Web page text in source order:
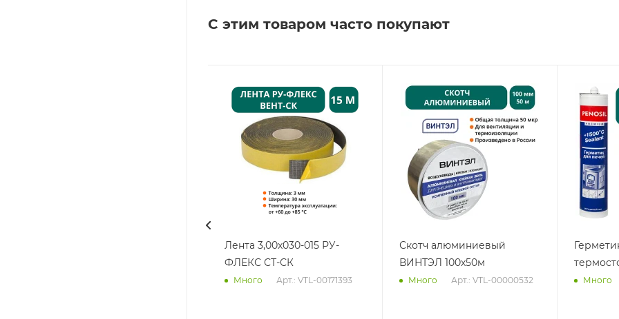
С этим товаром часто покупают
Лента 3,00х030-015 РУ-
ФЛЕКС СТ-СК
Много Арт.: VTL-00171393
Скотч алюминиевый
ВИНТЭЛ 100х50м
Много Арт.: VTL-00000532 Много